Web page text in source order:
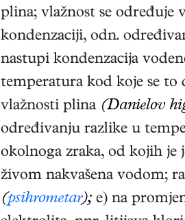
plina; vlažnost se određuje
kondenzaciji, odn.
nastupi kondenzacija
temperatura kod koje se to
vlažnosti plina (Danielov
određivanju razlike u
okolnoga zraka, od kojih je
živom nakvašena vodom;
(psihrometar); e) na